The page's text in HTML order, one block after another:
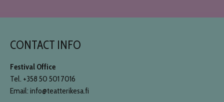
CONTACT INFO
Festival Office
Tel. +358 50 501 7016
Email: info@teatterikesa.fi